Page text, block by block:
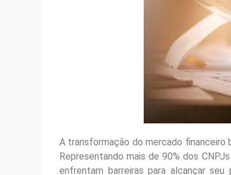
A transformação do mercado financeiro
Representando mais de 90% dos
enfrentam barreiras para alcançar